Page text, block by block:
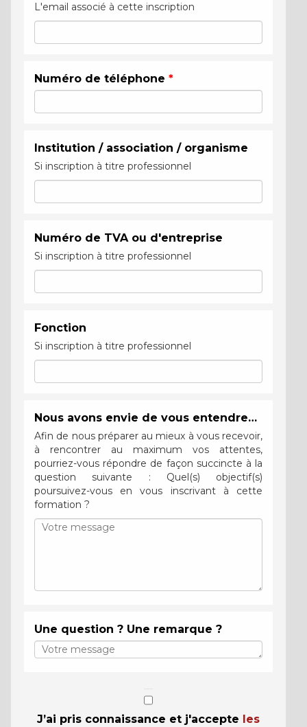
L'email associé à cette inscription
Numéro de téléphone *
Institution / association / organisme
Si inscription à titre professionnel
Numéro de TVA ou d'entreprise
Si inscription à titre professionnel
Fonction
Si inscription à titre professionnel
Nous avons envie de vous entendre…
Afin de nous préparer au mieux à vous recevoir,
à rencontrer au maximum vos attentes,
pourriez-vous répondre de façon succincte à la
question suivante : Quel(s) objectif(s)
poursuivez-vous en vous inscrivant à cette
formation ?
Une question ? Une remarque ?
J’ai pris connaissance et j'accepte les